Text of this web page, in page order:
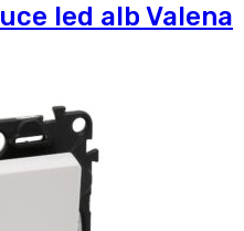
led alb Valena